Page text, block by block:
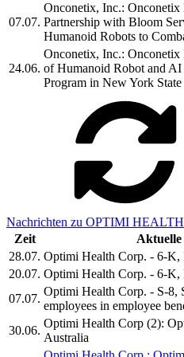
07.07.
Onconetix, Inc.:
Partnership with Bloom
Humanoid Robots to
24.06.
Onconetix, Inc.:
of Humanoid Robot and AI
Program in New York
Nachrichten zu OPTIMI
Zeit
28.07. Optimi Health Corp. - 6-K,
20.07. Optimi Health Corp. - 6-K,
07.07.
Optimi Health Corp. - S-8,
employees in employee
30.06.
Optimi Health Corp (2):
Australia